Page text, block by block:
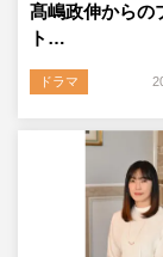
髙嶋政伸からの
ト…
ドラマ